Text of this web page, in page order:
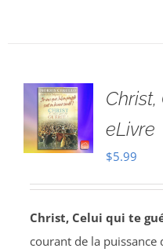
eLivre
$5.99
Christ, Celui qui te
courant de la puissance